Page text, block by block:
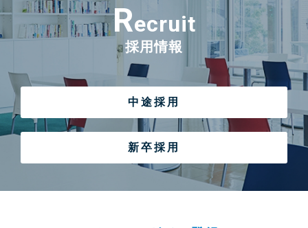
Recruit
採用情報
中途採用
新卒採用